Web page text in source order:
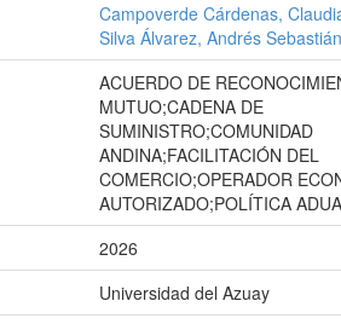
Campoverde Cárdenas,
Silva Álvarez, Andrés Sebastián
ACUERDO DE
MUTUO;CADENA DE
SUMINISTRO;COMUNIDAD
ANDINA;FACILITACIÓN DEL
COMERCIO;OPERADOR
AUTORIZADO;POLÍTICA
2026
Universidad del Azuay